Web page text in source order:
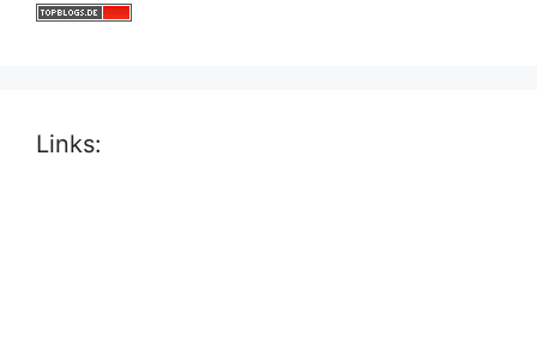
Links: